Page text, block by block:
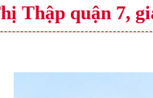
Thập quận 7,